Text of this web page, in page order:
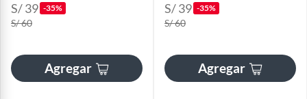
S/ 39 -35%
S/ 60
Agregar
S/ 39 -35%
S/ 60
Agregar